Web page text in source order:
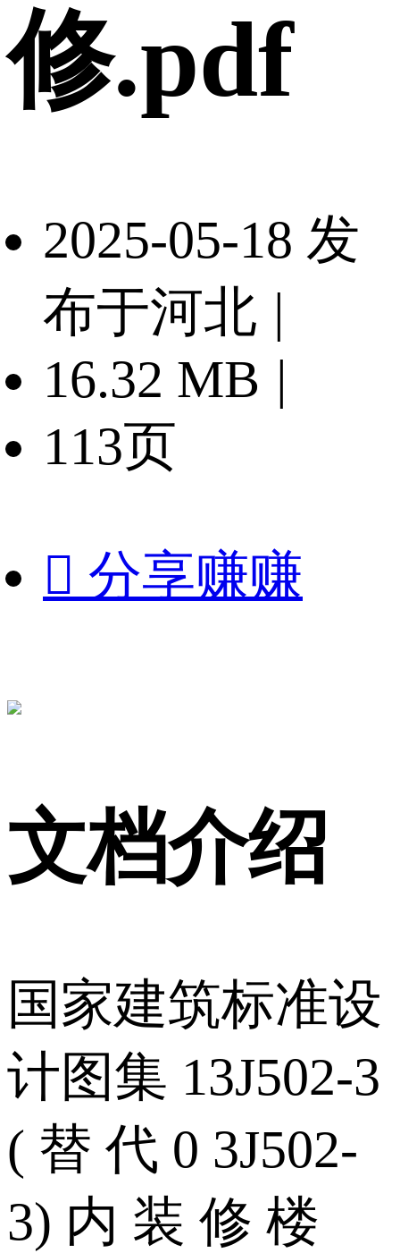
修.pdf
2025-05-18 发
布于河北 |
16.32 MB |
113页
 分享赚赚
文档介绍
国家建筑标准设
计图集 13J502-3
( 替 代 0 3J502-
3) 内 装 修 楼